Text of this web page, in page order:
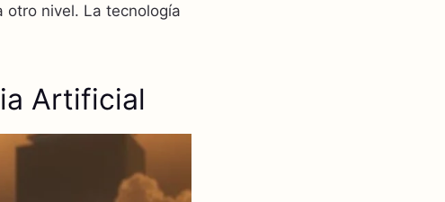
otro nivel. La tecnología
Artificial